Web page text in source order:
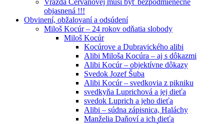
objasnená !!!
Obvinení, obžalovaní a odsúdení
Miloš Kocúr – 24 rokov odňatia slobody
Miloš Kocúr
Kocúrove a Dubravického alibi
Alibi Miloša Kocúra – aj s dôkazmi
Alibi Kocúr – objektívne dôkazy
Svedok Jozef Šuba
Alibi Kocúr – svedkovia z pikniku
svedkyňa Luprichová a jej dieťa
svedok Luprich a jeho dieťa
Alibi – súdna zápisnica, Haláchy
Manželia Daňoví a ich dieťa